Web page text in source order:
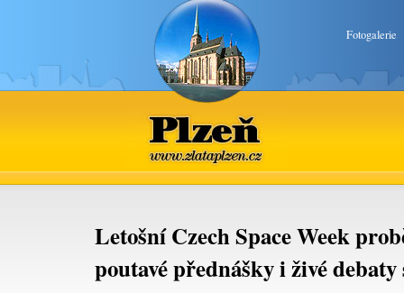
Fotogalerie
Plzeň
www.zlataplzen.cz
Letošní Czech Space Week
poutavé přednášky i živé debaty